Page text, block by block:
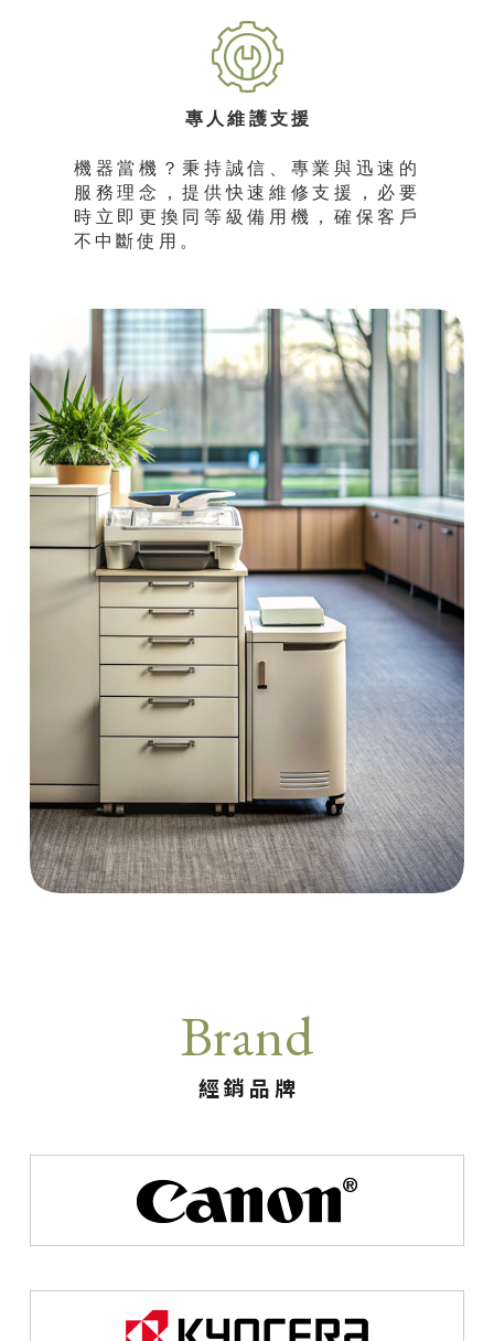
專人維護支援
機器當機？秉持誠信、專業與迅速的
服務理念，提供快速維修支援，必要
時立即更換同等級備用機，確保客戶
不中斷使用。
Brand
經銷品牌